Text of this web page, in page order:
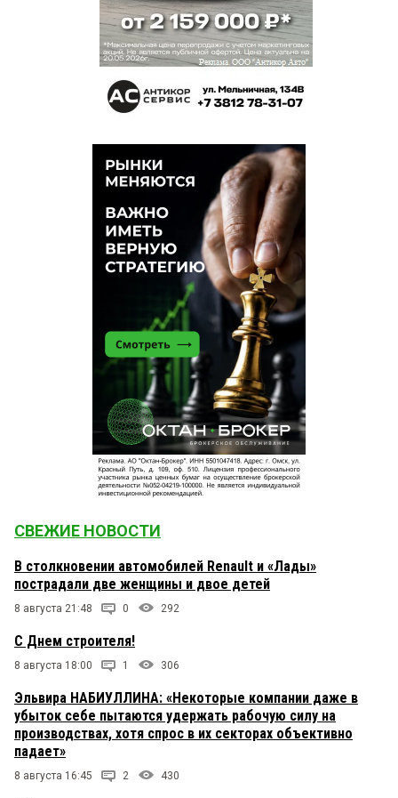
СВЕЖИЕ НОВОСТИ
В столкновении автомобилей Renault и «Лады»
пострадали две женщины и двое детей
8 августа 21:48 0 292
С Днем строителя!
8 августа 18:00 1 306
Эльвира НАБИУЛЛИНА: «Некоторые компании даже в
убыток себе пытаются удержать рабочую силу на
производствах, хотя спрос в их секторах объективно
падает»
8 августа 16:45 2 430